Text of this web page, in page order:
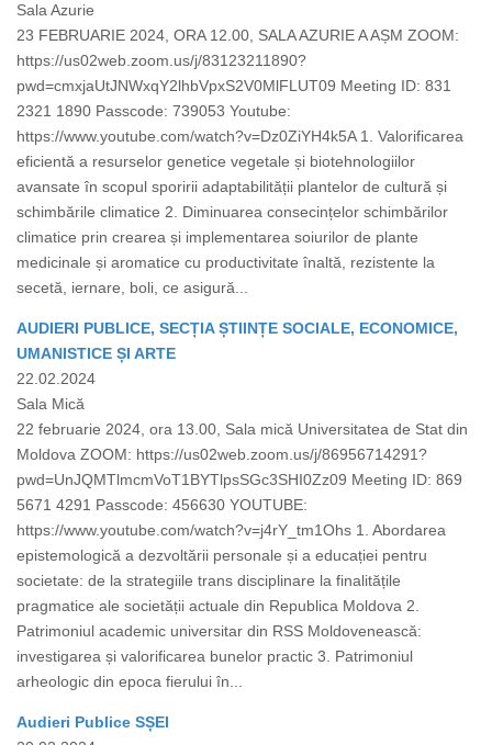
Sala Azurie
23 FEBRUARIE 2024, ORA 12.00, SALA AZURIE A AȘM ZOOM:
https://us02web.zoom.us/j/83123211890?
pwd=cmxjaUtJNWxqY2lhbVpxS2V0MlFLUT09 Meeting ID: 831
2321 1890 Passcode: 739053 Youtube:
https://www.youtube.com/watch?v=Dz0ZiYH4k5A 1. Valorificarea
eficientă a resurselor genetice vegetale și biotehnologiilor
avansate în scopul sporirii adaptabilității plantelor de cultură și
schimbările climatice 2. Diminuarea consecințelor schimbărilor
climatice prin crearea și implementarea soiurilor de plante
medicinale și aromatice cu productivitate înaltă, rezistente la
secetă, iernare, boli, ce asigură...
AUDIERI PUBLICE, SECȚIA ȘTIINȚE SOCIALE, ECONOMICE,
UMANISTICE ȘI ARTE
22.02.2024
Sala Mică
22 februarie 2024, ora 13.00, Sala mică Universitatea de Stat din
Moldova ZOOM: https://us02web.zoom.us/j/86956714291?
pwd=UnJQMTlmcmVoT1BYTlpsSGc3SHI0Zz09 Meeting ID: 869
5671 4291 Passcode: 456630 YOUTUBE:
https://www.youtube.com/watch?v=j4rY_tm1Ohs 1. Abordarea
epistemologică a dezvoltării personale și a educației pentru
societate: de la strategiile trans disciplinare la finalitățile
pragmatice ale societății actuale din Republica Moldova 2.
Patrimoniul academic universitar din RSS Moldovenească:
investigarea și valorificarea bunelor practic 3. Patrimoniul
arheologic din epoca fierului în...
Audieri Publice SȘEI